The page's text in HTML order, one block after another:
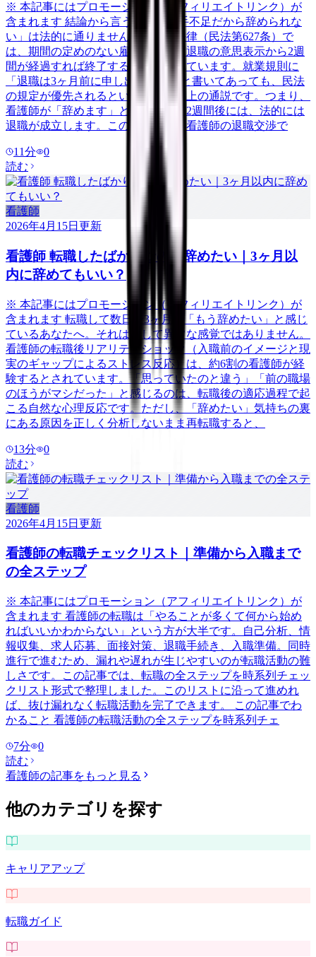
※ 本記事にはプロモーション（アフィリエイトリンク）が
含まれます 結論から言うと、「人手不足だから辞められな
い」は法的に通りません。日本の法律（民法第627条）で
は、期間の定めのない雇用契約は、退職の意思表示から2週
間が経過すれば終了すると定められています。就業規則に
「退職は3ヶ月前に申し出ること」と書いてあっても、民法
の規定が優先されるというのが判例上の通説です。つまり、
看護師が「辞めます」と伝えてから2週間後には、法的には
退職が成立します。この記事では、看護師の退職交渉で
11分
0
読む
看護師
2026年4月15日 更新
看護師 転職したばかりなのに辞めたい｜3ヶ月以
内に辞めてもいい？
※ 本記事にはプロモーション（アフィリエイトリンク）が
含まれます 転職して数日〜3ヶ月。「もう辞めたい」と感じ
ているあなたへ。それは決して異常な感覚ではありません。
看護師の転職後リアリティショック（入職前のイメージと現
実のギャップによるストレス反応）は、約6割の看護師が経
験するとされています。「思っていたのと違う」「前の職場
のほうがマシだった」と感じるのは、転職後の適応過程で起
こる自然な心理反応です。ただし、「辞めたい」気持ちの裏
にある原因を正しく分析しないまま再転職すると、
13分
0
読む
看護師
2026年4月15日 更新
看護師の転職チェックリスト｜準備から入職まで
の全ステップ
※ 本記事にはプロモーション（アフィリエイトリンク）が
含まれます 看護師の転職は「やることが多くて何から始め
ればいいかわからない」という方が大半です。自己分析、情
報収集、求人応募、面接対策、退職手続き、入職準備。同時
進行で進むため、漏れや遅れが生じやすいのが転職活動の難
しさです。この記事では、転職の全ステップを時系列チェッ
クリスト形式で整理しました。このリストに沿って進めれ
ば、抜け漏れなく転職活動を完了できます。 この記事でわ
かること 看護師の転職活動の全ステップを時系列チェ
7分
0
読む
看護師の記事をもっと見る
他のカテゴリを探す
キャリアアップ
転職ガイド